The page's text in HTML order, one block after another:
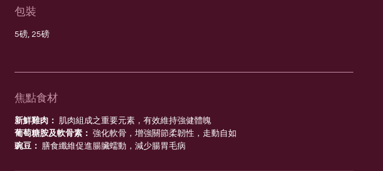
包裝
5磅, 25磅
焦點食材
新鮮雞肉： 肌肉組成之重要元素，有效維持強健體魄
葡萄糖胺及軟骨素： 強化軟骨，增強關節柔韌性，走動自如
豌豆： 膳食纖維促進腸臟蠕動，減少腸胃毛病